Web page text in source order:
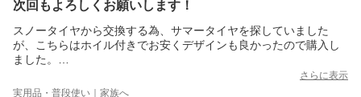
次回もよろしくお願いします！
スノータイヤから交換する為、サマータイヤを探していました
が、こちらはホイル付きでお安くデザインも良かったので購入し
ました。
さらに表示
実用品・普段使い｜家族へ